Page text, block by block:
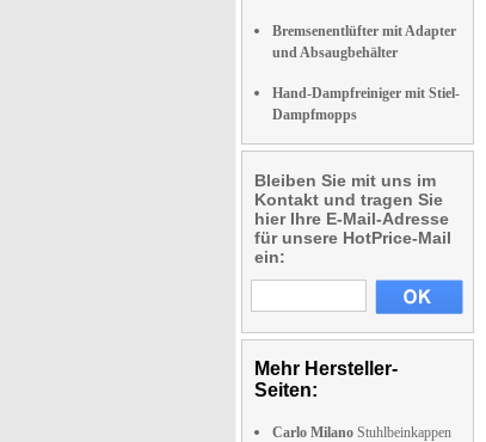
Bremsenentlüfter mit Adapter
und Absaugbehälter
Hand-Dampfreiniger mit Stiel-
Dampfmopps
Bleiben Sie mit uns im
Kontakt und tragen Sie
hier Ihre E-Mail-Adresse
für unsere HotPrice-Mail
ein:
Mehr Hersteller-
Seiten:
Carlo Milano Stuhlbeinkappen